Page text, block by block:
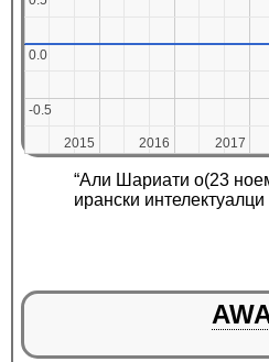
2015
2015 2016
2016 2017
2017
-0.5
-0.5
0.0
0.0
“Али Шариати о(23
ирански